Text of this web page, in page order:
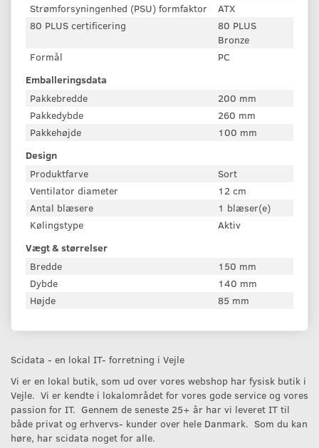
Strømforsyningenhed (PSU) formfaktor
ATX
80 PLUS certificering
80 PLUS
Bronze
Formål
PC
Emballeringsdata
Pakkebredde
200 mm
Pakkedybde
260 mm
Pakkehøjde
100 mm
Design
Produktfarve
Sort
Ventilator diameter
12 cm
Antal blæsere
1 blæser(e)
Kølingstype
Aktiv
Vægt & størrelser
Bredde
150 mm
Dybde
140 mm
Højde
85 mm
Scidata - en lokal IT- forretning i Vejle
Vi er en lokal butik, som ud over vores webshop har fysisk butik i
Vejle. Vi er kendte i lokalområdet for vores gode service og vores
passion for IT. Gennem de seneste 25+ år har vi leveret IT til
både privat og erhvervs- kunder over hele Danmark. Som du kan
høre, har scidata noget for alle.